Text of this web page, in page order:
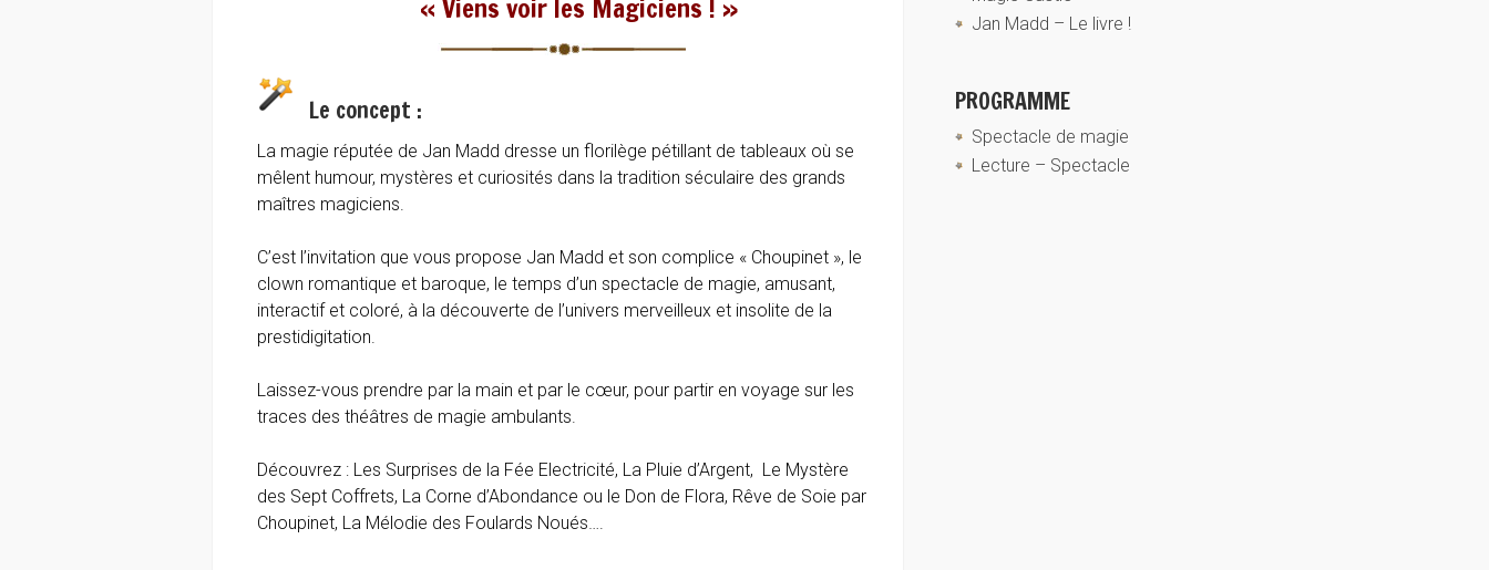
« Viens voir les Magiciens ! »
Le concept :
La magie réputée de Jan Madd dresse un florilège pétillant de tableaux où se
mêlent humour, mystères et curiosités dans la tradition séculaire des grands
maîtres magiciens.
C’est l’invitation que vous propose Jan Madd et son complice « Choupinet », le
clown romantique et baroque, le temps d’un spectacle de magie, amusant,
interactif et coloré, à la découverte de l’univers merveilleux et insolite de la
prestidigitation.
Laissez-vous prendre par la main et par le cœur, pour partir en voyage sur les
traces des théâtres de magie ambulants.
Découvrez : Les Surprises de la Fée Electricité, La Pluie d’Argent, Le Mystère
des Sept Coffrets, La Corne d’Abondance ou le Don de Flora, Rêve de Soie par
Choupinet, La Mélodie des Foulards Noués….
Jan Madd – Le livre !
PROGRAMME
Spectacle de magie
Lecture – Spectacle